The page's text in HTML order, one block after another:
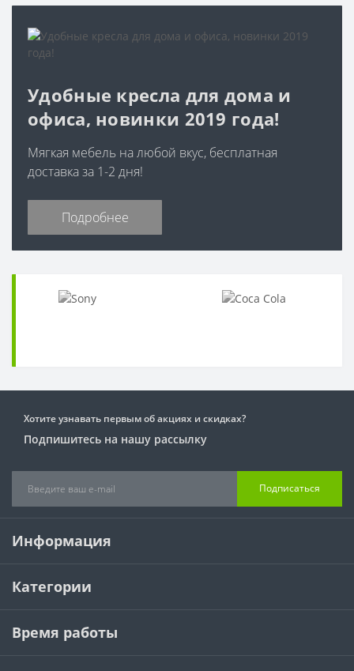
Удобные кресла для дома и
офиса, новинки 2019 года!
Мягкая мебель на любой вкус, бесплатная
доставка за 1-2 дня!
Подробнее
Хотите узнавать первым об акциях и скидках?
Подпишитесь на нашу рассылку
Подписаться
Информация
Категории
Время работы